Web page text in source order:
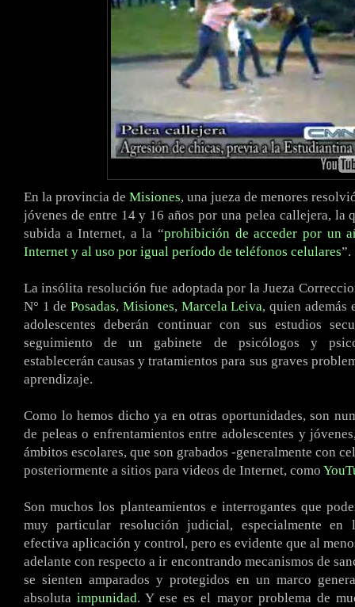
En la provincia de Misiones, una jueza de menores
jóvenes de entre 14 y 16 años por una pelea callejera, la
subida a Internet, a la “prohibición de acceder por un
Internet y al uso por igual período de teléfonos celulares”.
La insólita resolución fue adoptada por la Jueza
N° 1 dePosadas, Misiones, Marcela Leiva, quien además
adolescentes deberán continuar con sus estudios
seguimiento de un gabinete de psicólogos y
establecerán causas y tratamientos para sus graves
aprendizaje.
Como lo hemos dicho ya en otras oportunidades, son
de peleas o enfrentamientos entre adolescentes y
ámbitos escolares, que son grabados -generalmente con
posteriormente a sitios para videos de Internet, como
Son muchos los planteamientos e interrogantes que
muy particular resolución judicial, especialmente
efectiva aplicación y control, pero es evidente que al
adelante con respecto a ir encontrando mecanismos de
se sienten amparados y protegidos en un marco
absolutaimpunidad. Y ese es el mayor problema de